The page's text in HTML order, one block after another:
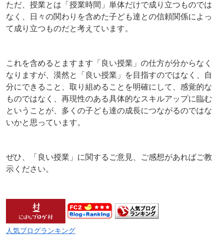
ただ、授業とは「授業時間」単体だけで成り立つものでは
なく、日々の関わりを含めた子ども達との信頼関係によっ
て成り立つものだと考えています。
これを含めるとますます「良い授業」の仕方が分からなく
なりますが、漠然と「良い授業」を目指すのではなく、自
分にできること、取り組めることを明確にして、感覚的な
ものではなく、再現性のある具体的なスキルアップに臨む
ということが、多くの子ども達の成長につながるのではな
いかと思っています。
ぜひ、「良い授業」に関するご意見、ご感想があればご教
示ください。
人気ブログランキング